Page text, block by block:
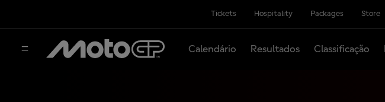
Tickets Hospitality Packages Store
Calendário Resultados Classificação